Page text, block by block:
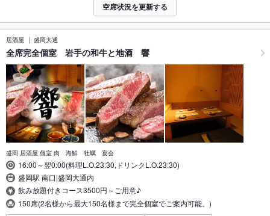
空席状況を更新する
居酒屋 盛岡大通
全席完全個室 岩手の和牛と地酒 響
盛岡 居酒屋 個室 肉 海鮮 牡蠣 宴会
16:00～翌0:00(料理L.O.23:30,ドリンクL.O.23:30)
盛岡駅 南口|盛岡大通内
飲み放題付きコース3500円～ご用意♪
150席(2名様から最大150名様まで完全個室でご案内可能。)